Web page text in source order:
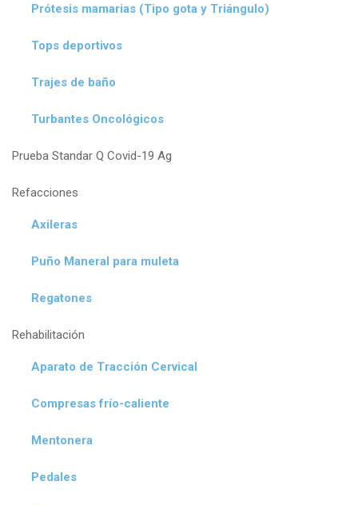
Prótesis mamarias (Tipo gota y Triángulo)
Tops deportivos
Trajes de baño
Turbantes Oncológicos
Prueba Standar Q Covid-19 Ag
Refacciones
Axileras
Puño Maneral para muleta
Regatones
Rehabilitación
Aparato de Tracción Cervical
Compresas frío-caliente
Mentonera
Pedales